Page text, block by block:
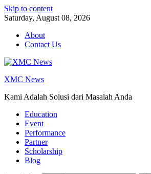
Skip to content
Saturday, August 08, 2026
About
Contact Us
XMC News
Kami Adalah Solusi dari Masalah Anda
Education
Event
Performance
Partner
Scholarship
Blog